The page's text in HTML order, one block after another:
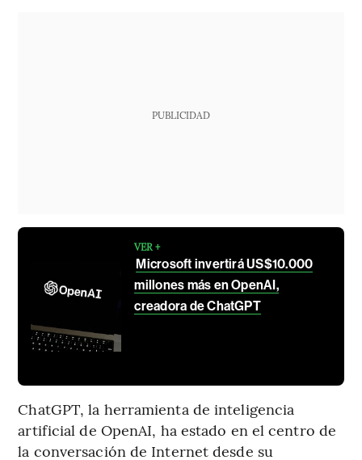
PUBLICIDAD
VER +
Microsoft invertirá US$10.000
millones más en OpenAI,
creadora de ChatGPT
ChatGPT, la herramienta de inteligencia
artificial de OpenAI, ha estado en el centro de
la conversación de Internet desde su